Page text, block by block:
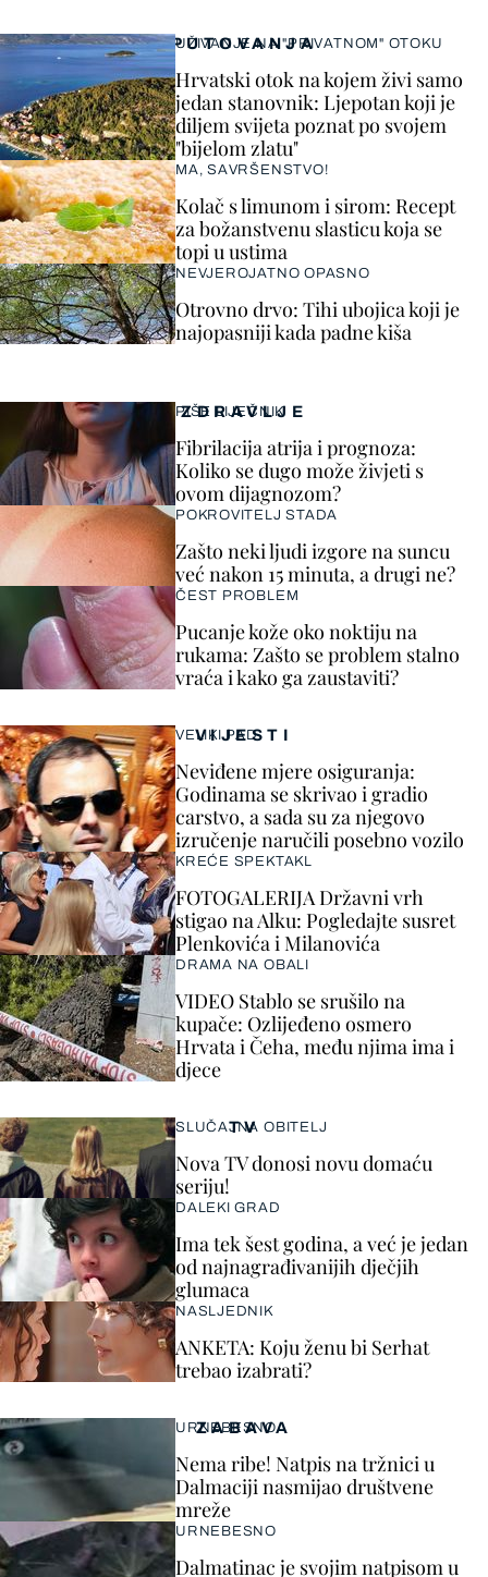
VIJESTI
VELIKI PAD
Neviđene mjere osiguranja:
Godinama se skrivao i gradio
carstvo, a sada su za njegovo
izručenje naručili posebno vozilo
KREĆE SPEKTAKL
FOTOGALERIJA Državni vrh
stigao na Alku: Pogledajte susret
Plenkovića i Milanovića
DRAMA NA OBALI
VIDEO Stablo se srušilo na
kupače: Ozlijeđeno osmero
Hrvata i Čeha, među njima ima i
djece
ZDRAVLJE
PIŠE LIJEČNIK
Fibrilacija atrija i prognoza:
Koliko se dugo može živjeti s
ovom dijagnozom?
POKROVITELJ STADA
Zašto neki ljudi izgore na suncu
već nakon 15 minuta, a drugi ne?
ČEST PROBLEM
Pucanje kože oko noktiju na
rukama: Zašto se problem stalno
vraća i kako ga zaustaviti?
ZABAVA
URNEBESNO
Nema ribe! Natpis na tržnici u
Dalmaciji nasmijao društvene
mreže
URNEBESNO
Dalmatinac je svojim natpisom u
TV
SLUČAJNA OBITELJ
Nova TV donosi novu domaću
seriju!
DALEKI GRAD
Ima tek šest godina, a već je jedan
od najnagrađivanijih dječjih
glumaca
NASLJEDNIK
ANKETA: Koju ženu bi Serhat
trebao izabrati?
PUTOVANJA
UŽIVANJE NA "PRIVATNOM" OTOKU
Hrvatski otok na kojem živi samo
jedan stanovnik: Ljepotan koji je
diljem svijeta poznat po svojem
"bijelom zlatu"
MA, SAVRŠENSTVO!
Kolač s limunom i sirom: Recept
za božanstvenu slasticu koja se
topi u ustima
NEVJEROJATNO OPASNO
Otrovno drvo: Tihi ubojica koji je
najopasniji kada padne kiša